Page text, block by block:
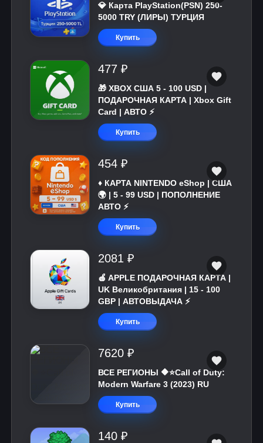
💎 Карта PlayStation(PSN) 250-
5000 TRY (ЛИРЫ) ТУРЦИЯ
Купить
477 ₽
🎁 XBOX США 5 - 100 USD |
ПОДАРОЧНАЯ КАРТА | Xbox Gift
Card | АВТО ⚡
Купить
454 ₽
♦️ КАРТА NINTENDO eShop | США
🌍 | 5 - 99 USD | ПОПОЛНЕНИЕ
АВТО ⚡
Купить
2081 ₽
🍎 APPLE ПОДАРОЧНАЯ КАРТА |
UK Великобритания | 15 - 100
GBP | АВТОВЫДАЧА ⚡️
Купить
7620 ₽
ВСЕ РЕГИОНЫ 🔶⭐Call of Duty:
Modern Warfare 3 (2023) RU
Купить
140 ₽